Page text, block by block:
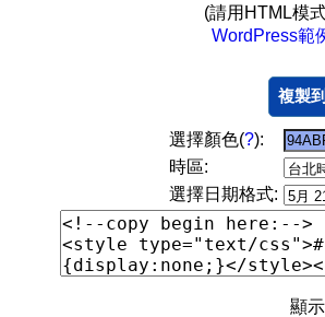
(請用HTML模
WordPress範
複製
選擇顏色(?):
時區:
選擇日期格式:
顯